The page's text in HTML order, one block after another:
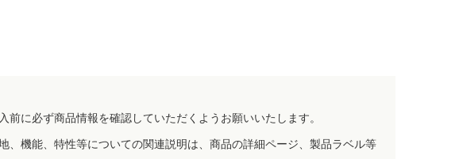
に必ず商品情報を確認していただくようお願いいたします。
機能、特性等についての関連説明は、商品の詳細ページ、製品ラベル等